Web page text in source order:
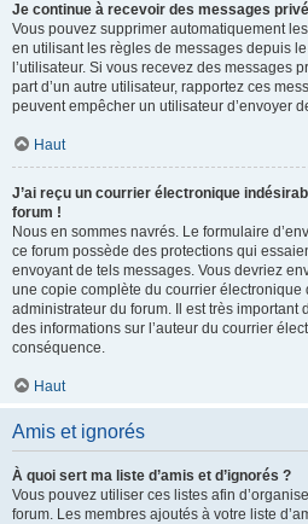
Je continue à recevoir des messages
Vous pouvez supprimer automatiquement
en utilisant les règles de messages depuis
l’utilisateur. Si vous recevez des messages
part d’un autre utilisateur, rapportez ces
peuvent empêcher un utilisateur d’envoyer
Haut
J’ai reçu un courrier électronique
forum !
Nous en sommes navrés. Le formulaire
ce forum possède des protections qui
envoyant de tels messages. Vous devriez
une copie complète du courrier électronique
administrateur du forum. Il est très important
des informations sur l’auteur du courrier
conséquence.
Haut
Amis et ignorés
À quoi sert ma liste d’amis et d’ignorés ?
Vous pouvez utiliser ces listes afin
forum. Les membres ajoutés à votre liste